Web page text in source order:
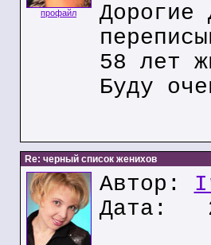
профайл
Дорогие
58 лет
Буду
Re: черный список женихов
Автор:
Дата: